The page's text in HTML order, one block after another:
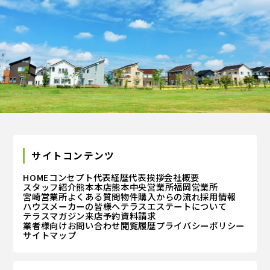
サイトコンテンツ
HOMEコンセプト代表経歴代表挨拶会社概要
スタッフ紹介熊本本店熊本中央営業所福岡営業所
宮崎営業所よくある質問物件購入からの流れ採用情報
ハウスメーカーの皆様へテラスエステートについて
テラスマガジン来店予約資料請求
業者様向けお問い合わせ閲覧履歴プライバシーポリシー
サイトマップ